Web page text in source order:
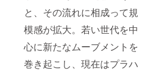
と、その流れに相成って規
模感が拡大。若い世代を中
心に新たなムーブメントを
巻き起こし、現在はプラハ